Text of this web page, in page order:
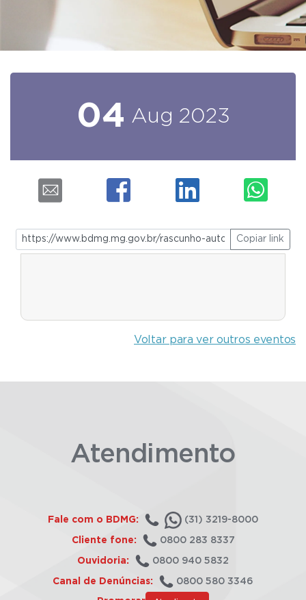
04 Aug 2023
Copiar link
Voltar para ver outros eventos
Atendimento
Fale com o BDMG: (31) 3219-8000
Cliente fone: 0800 283 8337
Ouvidoria: 0800 940 5832
Canal de Denúncias: 0800 580 3346